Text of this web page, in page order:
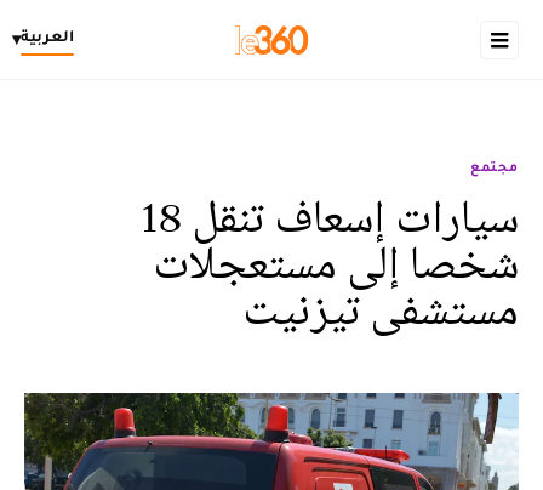
العربية▾
مجتمع
سيارات إسعاف تنقل 18
شخصا إلى مستعجلات
مستشفى تيزنيت